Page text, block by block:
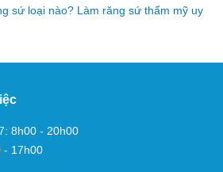
sứ loại nào? Làm răng sứ thẩm mỹ uy
8h00 - 20h00
- 17h00